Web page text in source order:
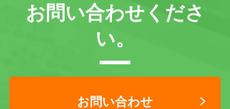
お問い合わせくださ
い。
お問い合わせ